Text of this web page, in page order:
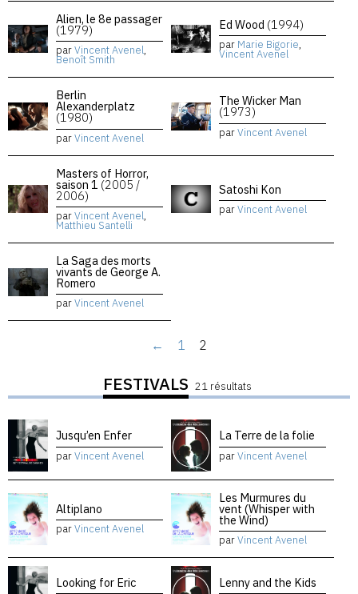
Alien, le 8e passager
(1979)
parVincent Avenel,
Benoît Smith
Ed Wood (1994)
par Marie Bigorie,
Vincent Avenel
Berlin
Alexanderplatz
(1980)
parVincent Avenel
The Wicker Man
(1973)
parVincent Avenel
Masters of Horror,
saison 1 (2005 /
2006)
parVincent Avenel,
Matthieu Santelli
Satoshi Kon
parVincent Avenel
La Saga des morts
vivants de George A.
Romero
parVincent Avenel
← 1 2
FESTIVALS 21 résultats
Jusqu’en Enfer
parVincent Avenel
La Terre de la folie
parVincent Avenel
Altiplano
parVincent Avenel
Les Murmures du
vent (Whisper with
the Wind)
parVincent Avenel
Looking for Eric Lenny and the Kids